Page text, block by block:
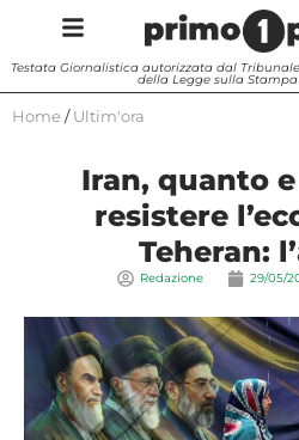
Testata Giornalistica autorizzata dal
della Legge sulla Stampa
Home / Ultim'ora
Iran, quanto
resistere
Teheran:
Redazione 29/05/